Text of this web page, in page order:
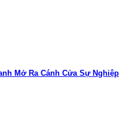
Mở Ra Cánh Cửa Sự Nghiệp